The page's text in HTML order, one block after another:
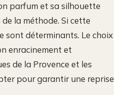
parfum et sa silhouette
la méthode. Si cette
sont déterminants. Le choix
enracinement et
de la Provence et les
pour garantir une reprise